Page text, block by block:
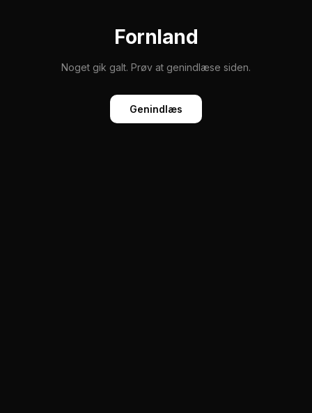
Fornland
Noget gik galt. Prøv at genindlæse siden.
Genindlæs